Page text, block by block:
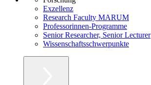
Exzellenz
Research Faculty MARUM
Professorinnen-Programme
Senior Researcher, Senior Lecturer
Wissenschaftsschwerpunkte